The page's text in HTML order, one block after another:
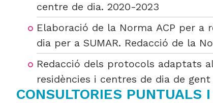
centre de dia. 2020-2023
Elaboració de la Norma ACP per a
dia per a SUMAR. Redacció de la
Redacció dels protocols adaptats
residències i centres de dia de gent
CONSULTORIES PUNTUALS